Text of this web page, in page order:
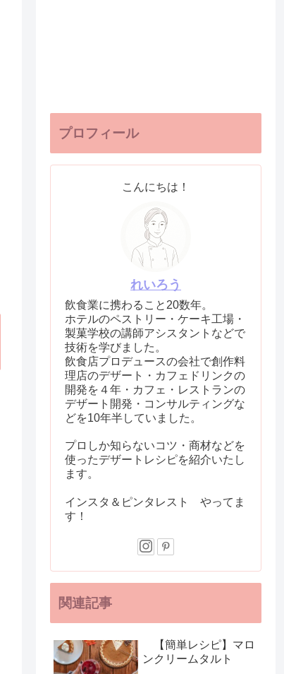
プロフィール
こんにちは！
れいろう
飲食業に携わること20数年。
ホテルのペストリー・ケーキ工場・
製菓学校の講師アシスタントなどで
技術を学びました。
飲食店プロデュースの会社で創作料
理店のデザート・カフェドリンクの
開発を４年・カフェ・レストランの
デザート開発・コンサルティングな
どを10年半していました。
プロしか知らないコツ・商材などを
使ったデザートレシピを紹介いたし
ます。
インスタ＆ピンタレスト やってま
す！
関連記事
【簡単レシピ】マロ
ンクリームタルト